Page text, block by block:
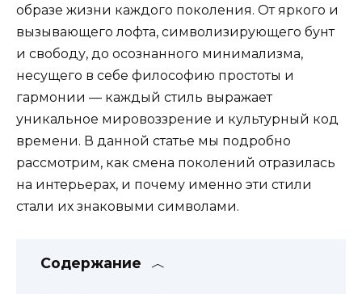
образе жизни каждого поколения. От яркого и
вызывающего лофта, символизирующего бунт
и свободу, до осознанного минимализма,
несущего в себе философию простоты и
гармонии — каждый стиль выражает
уникальное мировоззрение и культурный код
времени. В данной статье мы подробно
рассмотрим, как смена поколений отразилась
на интерьерах, и почему именно эти стили
стали их знаковыми символами.
Содержание